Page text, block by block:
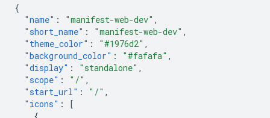
{
"name" : "manifest-web-dev" ,
"short_name" : "manifest-web-dev" ,
"theme_color" : "#1976d2" ,
"background_color" : "#fafafa" ,
"display" : "standalone" ,
"scope" : "/" ,
"start_url" : "/" ,
"icons" :
[